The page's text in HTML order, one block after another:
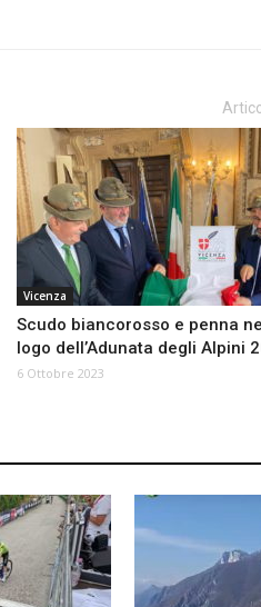
Vicenza
Scudo biancorosso e penna
logo dell’Adunata degli Alpini
6 Ottobre 2023